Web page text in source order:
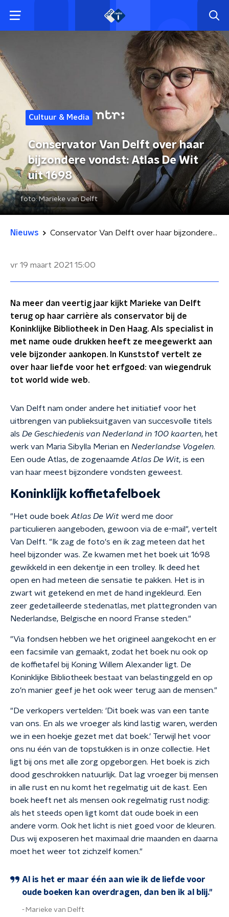
Cultuur & Media
Conservator Van Delft over haar
bijzondere vondst: Atlas De Wit
uit 1698
foto:Marieke van Delft
Nieuws Conservator Van Delft over haar bijzondere vondst: Atlas De Wit uit 1698
vr 19 maart 2021 15:00
Na meer dan veertig jaar kijkt Marieke van Delft
terug op haar carrière als conservator bij de
Koninklijke Bibliotheek in Den Haag. Als specialist in
met name oude drukken heeft ze meegewerkt aan
vele bijzonder aankopen. In Kunststof vertelt ze
over haar liefde voor het erfgoed: van wiegendruk
tot world wide web.
Van Delft nam onder andere het initiatief voor het
uitbrengen van publieksuitgaven van succesvolle titels
als De Geschiedenis van Nederland in 100 kaarten, het
werk van Maria Sibylla Merian en Nederlandse Vogelen.
Een oude Atlas, de zogenaamde Atlas De Wit, is een
van haar meest bijzondere vondsten geweest.
Koninklijk koffietafelboek
"Het oude boek Atlas De Wit werd me door
particulieren aangeboden, gewoon via de e-mail", vertelt
Van Delft. "Ik zag de foto's en ik zag meteen dat het
heel bijzonder was. Ze kwamen met het boek uit 1698
gewikkeld in een dekentje in een trolley. Ik deed het
open en had meteen die sensatie te pakken. Het is in
zwart wit getekend en met de hand ingekleurd. Een
zeer gedetailleerde stedenatlas, met plattegronden van
Nederlandse, Belgische en noord Franse steden."
"Via fondsen hebben we het origineel aangekocht en er
een facsimile van gemaakt, zodat het boek nu ook op
de koffietafel bij Koning Willem Alexander ligt. De
Koninklijke Bibliotheek bestaat van belastinggeld en op
zo'n manier geef je het ook weer terug aan de mensen."
"De verkopers vertelden: 'Dit boek was van een tante
van ons. En als we vroeger als kind lastig waren, werden
we in een hoekje gezet met dat boek.' Terwijl het voor
ons nu één van de topstukken is in onze collectie. Het
ligt bij ons met alle zorg opgeborgen. Het boek is zich
dood geschrokken natuurlijk. Dat lag vroeger bij mensen
in alle rust en nu komt het regelmatig uit de kast. Een
boek heeft net als mensen ook regelmatig rust nodig:
als het steeds open ligt komt dat oude boek in een
andere vorm. Ook het licht is niet goed voor de kleuren.
Dus wij exposeren het maximaal drie maanden en daarna
moet het weer tot zichzelf komen."
Al is het er maar één aan wie ik de liefde voor
oude boeken kan overdragen, dan ben ik al blij."
Marieke van Delft